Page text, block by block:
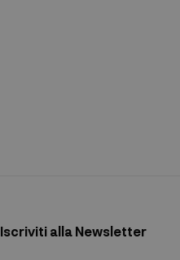
Iscriviti alla Newsletter